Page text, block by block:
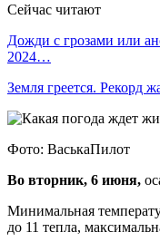
Сейчас читают
Дожди с грозами или
2024…
Земля греется. Рекорд
Фото: ВаськаПилот
Во вторник, 6 июня,
Минимальная
до 11 тепла,